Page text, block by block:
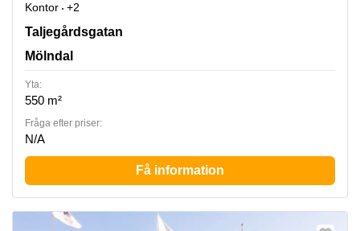
Kontor
+2
Taljegårdsgatan 11, Mölndal
Taljegårdsgatan
Mölndal
Yta:
550 m²
Fråga efter priser:
N/A
Få information